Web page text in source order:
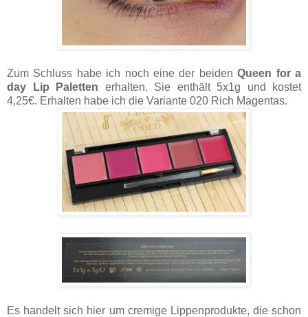
Zum Schluss habe ich noch eine der beidenQueen for a
day Lip Paletten erhalten. Sie enthält 5x1g und kostet
4,25€. Erhalten habe ich die Variante 020 Rich Magentas.
Es handelt sich hier um cremige Lippenprodukte, die schon